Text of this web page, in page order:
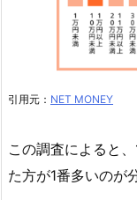
引用元： NET MONEY
この調査によると
た方が1番多いのが